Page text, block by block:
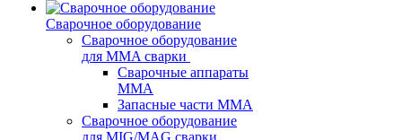
Сварочное оборудование
Сварочное оборудование
для MMA сварки
Сварочные аппараты
MMA
Запасные части MMA
Сварочное оборудование
для MIG/MAG сварки